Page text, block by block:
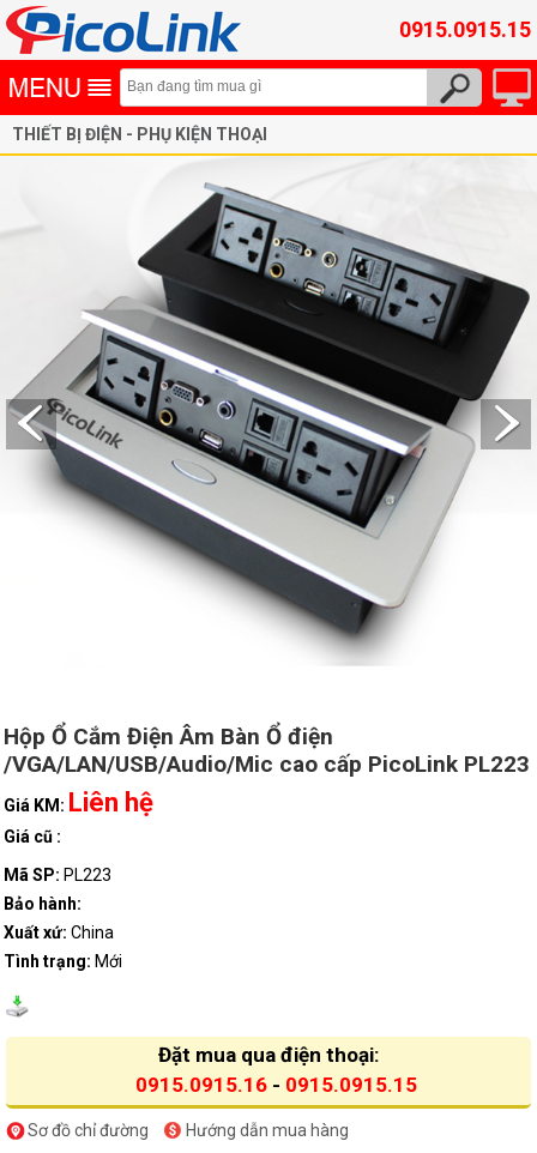
0915.0915.15
THIẾT BỊ ĐIỆN - PHỤ KIỆN THOẠI
Hộp Ổ Cắm Điện Âm Bàn Ổ điện
/VGA/LAN/USB/Audio/Mic cao cấp PicoLink PL223
Giá KM: Liên hệ
Giá cũ :
Mã SP: PL223
Bảo hành:
Xuất xứ: China
Tình trạng: Mới
Đặt mua qua điện thoại:
0915.0915.16 - 0915.0915.15
Sơ đồ chỉ đường Hướng dẫn mua hàng